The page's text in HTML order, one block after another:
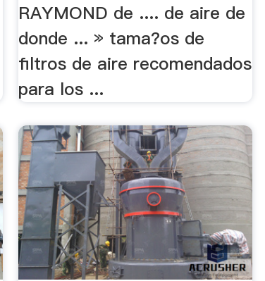
RAYMOND de .... de aire de
donde ... » tama?os de
filtros de aire recomendados
para los ...